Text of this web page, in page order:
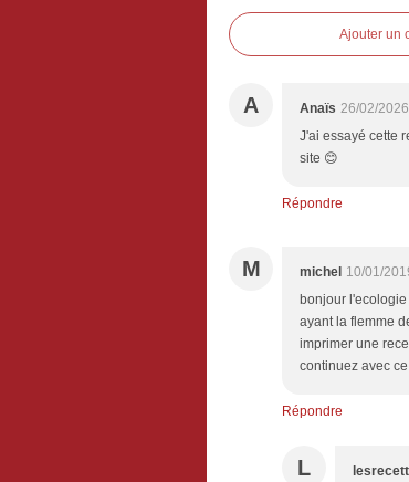
Ajouter un
A Anaïs 26/02/
J'ai essayé cette
site 😊
Répondre
M michel 10/01/
bonjour
ayant la flemme
imprimer une
continuez avec
Répondre
L